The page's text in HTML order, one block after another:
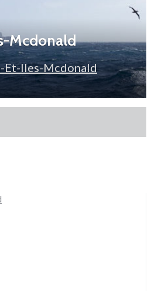
Mcdonald
Et-Iles-Mcdonald